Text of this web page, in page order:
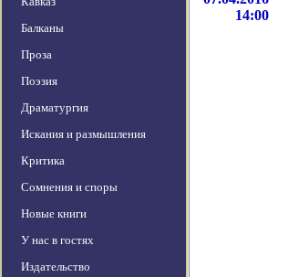
Балканы
Проза
Поэзия
Драматургия
Искания и размышления
Критика
Сомнения и споры
Новые книги
У нас в гостях
Издательство
14:00